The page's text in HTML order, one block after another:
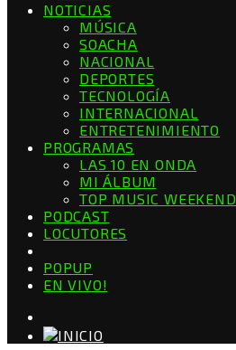
NOTICIAS
MÚSICA
SOACHA
NACIONAL
DEPORTES
TECNOLOGÍA
INTERNACIONAL
ENTRETENIMIENTO
PROGRAMAS
LAS 10 EN ONDA
MI ÁLBUM
TOP MUSIC WEEKEND
PODCAST
LOCUTORES
POPUP
EN VIVO!